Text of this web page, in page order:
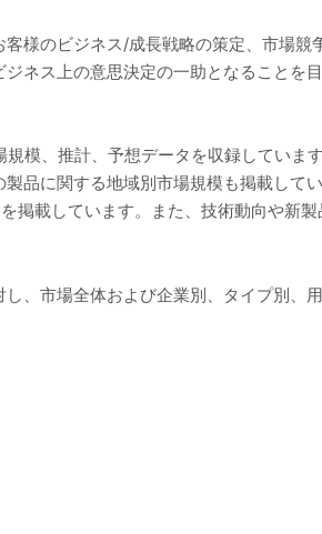
様のビジネス/成長戦略の策定、市場競
ネス上の意思決定の一助となることを
模、推計、予想データを収録していま
品に関する地域別市場規模も掲載してい
掲載しています。また、技術動向や新
、市場全体および企業別、タイプ別、